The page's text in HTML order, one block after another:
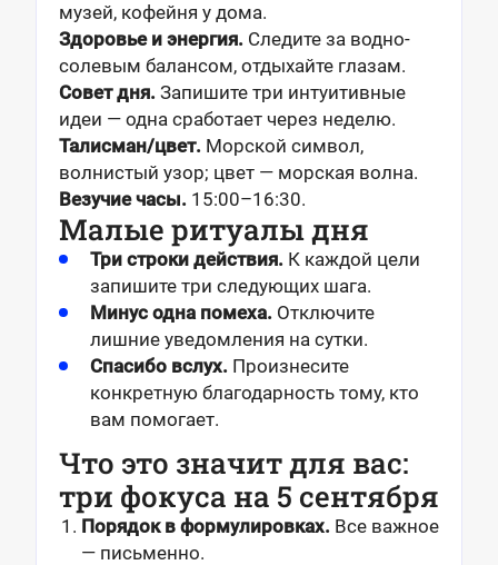
музей, кофейня у дома.
Здоровье и энергия. Следите за водно-
солевым балансом, отдыхайте глазам.
Совет дня. Запишите три интуитивные
идеи — одна сработает через неделю.
Талисман/цвет. Морской символ,
волнистый узор; цвет — морская волна.
Везучие часы. 15:00–16:30.
Малые ритуалы дня
Три строки действия. К каждой цели
запишите три следующих шага.
Минус одна помеха. Отключите
лишние уведомления на сутки.
Спасибо вслух. Произнесите
конкретную благодарность тому, кто
вам помогает.
Что это значит для вас:
три фокуса на 5 сентября
Порядок в формулировках. Все важное
— письменно.